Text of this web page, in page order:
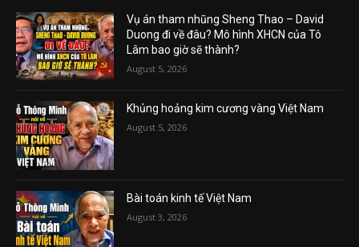
Vụ án tham nhũng Sheng Thao – David
Duong đi về đâu? Mô hình XHCN của Tô
Lâm bao giờ sẽ thành?
August 5, 2026
Khủng hoảng kim cương vàng Việt Nam
August 5, 2026
Bài toán kinh tế Việt Nam
August 3, 2026